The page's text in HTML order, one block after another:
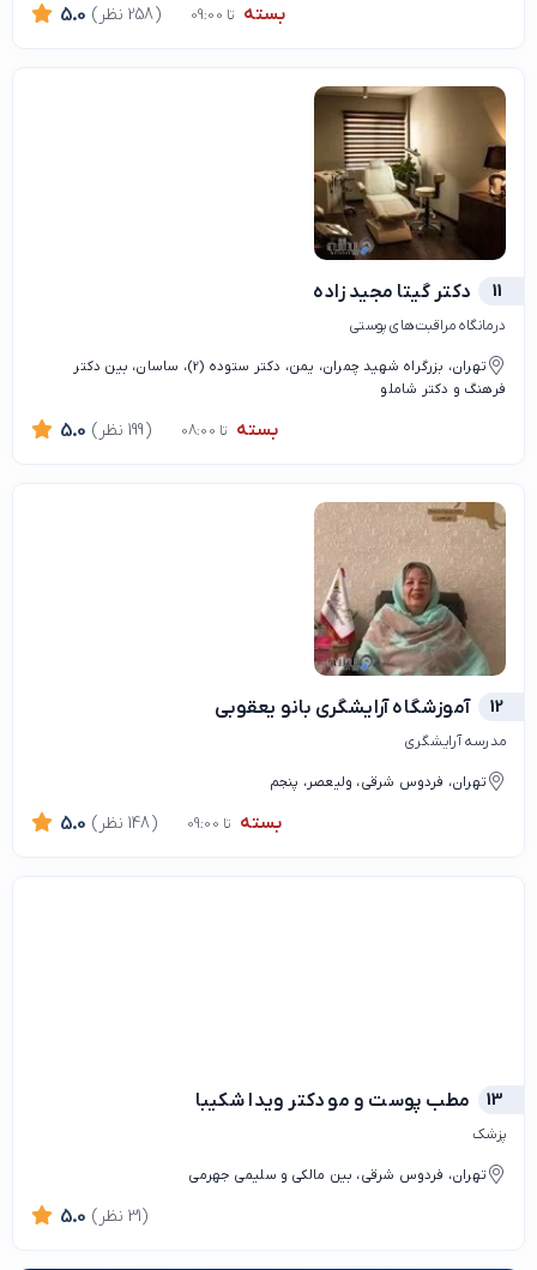
بسته تا 09:00 5.0 (258 نظر)
11 دکتر گیتا مجید زاده
درمانگاه مراقبت‌های پوستی
تهران، بزرگراه شهید چمران، یمن، دکتر ستوده (2)، ساسان، بین دکتر
فرهنگ و دکتر شاملو
بسته تا 08:00 5.0 (199 نظر)
12 آموزشگاه آرایشگری بانو یعقوبی
مدرسه آرایشگری
تهران، فردوس شرقی، ولیعصر، پنجم
بسته تا 09:00 5.0 (148 نظر)
13 مطب پوست و مو دکتر ویدا شکیبا
پزشک
تهران، فردوس شرقی، بین مالکی و سلیمی جهرمی
5.0 (31 نظر)